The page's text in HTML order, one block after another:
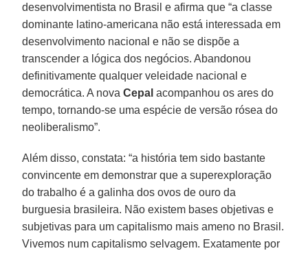
desenvolvimentista no Brasil e afirma que “a classe
dominante latino-americana não está interessada em
desenvolvimento nacional e não se dispõe a
transcender a lógica dos negócios. Abandonou
definitivamente qualquer veleidade nacional e
democrática. A novaCepalacompanhou os ares do
tempo, tornando-se uma espécie de versão rósea do
neoliberalismo”.
Além disso, constata: “a história tem sido bastante
convincente em demonstrar que a superexploração
do trabalho é a galinha dos ovos de ouro da
burguesia brasileira. Não existem bases objetivas e
subjetivas para um capitalismo mais ameno no Brasil.
Vivemos num capitalismo selvagem. Exatamente por